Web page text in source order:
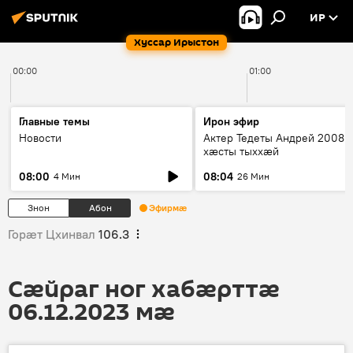
Хуссар Ирыстон
ИР
00:00 01:00
Главные темы
Новости
08:00 4 Мин
Ирон эфир
Актер Тедеты Андрей 2008
хæсты тыххæй
08:04 26 Мин
Знон Абон Эфирмæ
Горӕт Цхинвал 106.3
Сӕйраг ног хабӕрттӕ
06.12.2023 мӕ